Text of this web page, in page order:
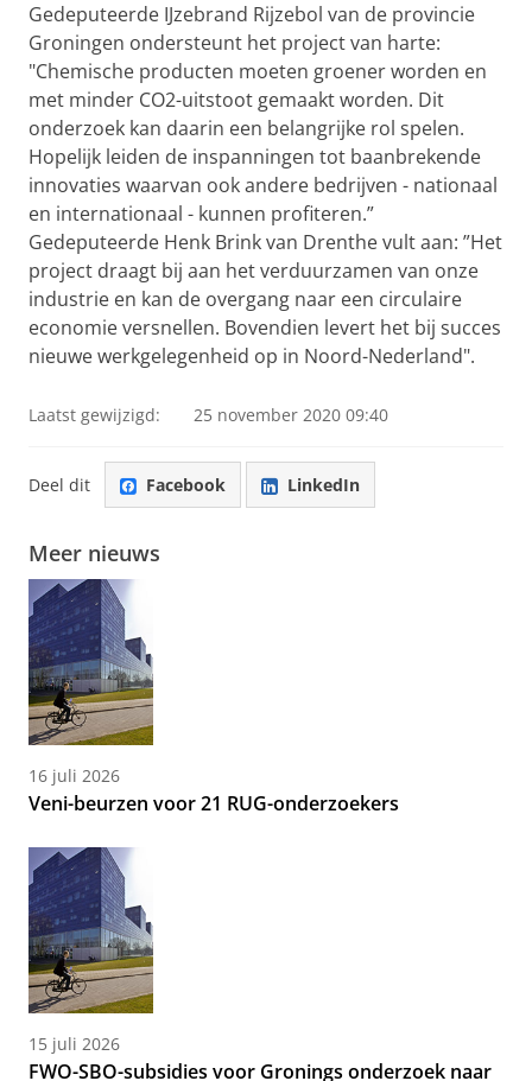
Gedeputeerde IJzebrand Rijzebol van de provincie
Groningen ondersteunt het project van harte:
"Chemische producten moeten groener worden en
met minder CO2-uitstoot gemaakt worden. Dit
onderzoek kan daarin een belangrijke rol spelen.
Hopelijk leiden de inspanningen tot baanbrekende
innovaties waarvan ook andere bedrijven - nationaal
en internationaal - kunnen profiteren.”
Gedeputeerde Henk Brink van Drenthe vult aan: ”Het
project draagt bij aan het verduurzamen van onze
industrie en kan de overgang naar een circulaire
economie versnellen. Bovendien levert het bij succes
nieuwe werkgelegenheid op in Noord-Nederland".
Laatst gewijzigd: 25 november 2020 09:40
Deel dit Facebook LinkedIn
Meer nieuws
16 juli 2026
Veni-beurzen voor 21 RUG-onderzoekers
15 juli 2026
FWO-SBO-subsidies voor Gronings onderzoek naar